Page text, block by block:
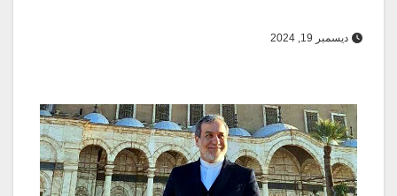
ديسمبر 19, 2024